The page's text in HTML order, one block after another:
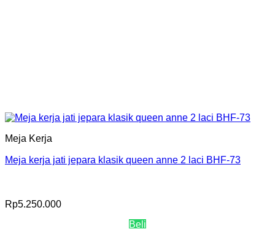
Meja Kerja
Meja kerja jati jepara klasik queen anne 2 laci BHF-73
Rp5.250.000
Beli